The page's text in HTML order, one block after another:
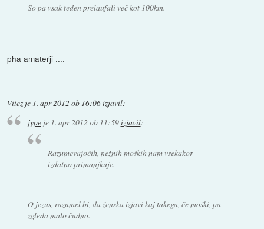
So pa vsak teden prelaufali več kot 100km.
pha amaterji ....
Vitez je 1. apr 2012 ob 16:06izjavil:
jypeje 1. apr 2012 ob 11:59izjavil:
Razumevajočih, nežnih moških nam vsekakor
izdatno primanjkuje.
O jezus, razumel bi, da ženska izjavi kaj takega, če moški, pa
zgleda malo čudno.